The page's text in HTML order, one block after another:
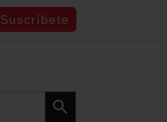
Suscríbete
Search Button